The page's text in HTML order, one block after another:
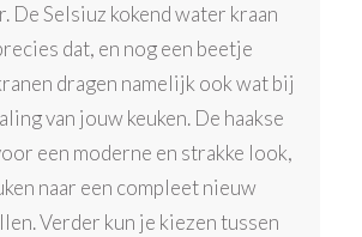
De Selsiuz kokend water kraan
dat, en nog een beetje
dragen namelijk ook wat bij
van jouw keuken. De haakse
een moderne en strakke look,
naar een compleet nieuw
Verder kun je kiezen tussen